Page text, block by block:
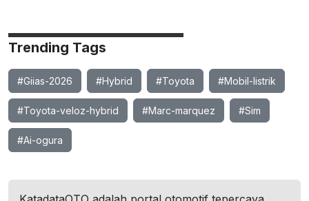
Trending Tags
#Giias-2026 #Hybrid #Toyota #Mobil-listrik
#Toyota-veloz-hybrid #Marc-marquez #Sim
#Ai-ogura